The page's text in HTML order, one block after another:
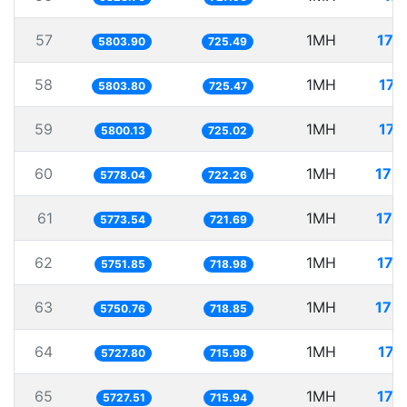
57 5803.90 725.49 1MH
58 5803.80 725.47 1MH
59 5800.13 725.02 1MH
60 5778.04 722.26 1MH
61 5773.54 721.69 1MH
62 5751.85 718.98 1MH
63 5750.76 718.85 1MH
64 5727.80 715.98 1MH
65 5727.51 715.94 1MH